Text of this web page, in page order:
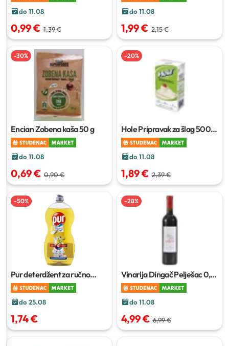
do 11.08
0,99 € 1,39 €
do 11.08
1,99 € 2,15 €
-30%
Encian Zobena kaša50 g
do 11.08
0,69 € 0,90 €
-20%
Hole Pripravak za šlag500
ml
do 11.08
1,89 € 2,39 €
-50%
Pur deterdžent za ručno
pranje suđa750 ml
do 25.08
1,74 €
-28%
Vinarija Dingač Pelješac0,75
l
do 11.08
4,99 € 6,99 €